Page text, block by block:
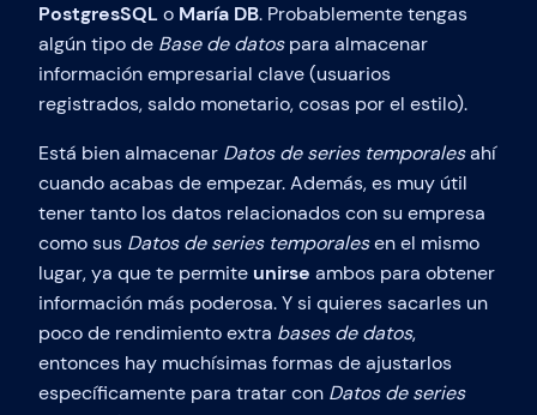
PostgresSQL o María DB. Probablemente tengas
algún tipo de Base de datospara almacenar
información empresarial clave (usuarios
registrados, saldo monetario, cosas por el estilo).
Está bien almacenar Datos de series temporalesahí
cuando acabas de empezar. Además, es muy útil
tener tanto los datos relacionados con su empresa
como sus Datos de series temporalesen el mismo
lugar, ya que te permite unirse ambos para obtener
información más poderosa. Y si quieres sacarles un
poco de rendimiento extra bases de datos,
entonces hay muchísimas formas de ajustarlos
específicamente para tratar con Datos de series